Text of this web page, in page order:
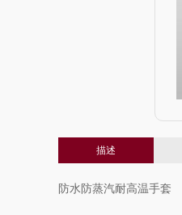
描述
防水防蒸汽耐高温手套